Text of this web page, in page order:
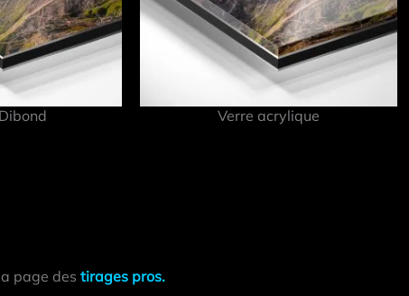
Verre acrylique
page des tirages pros.